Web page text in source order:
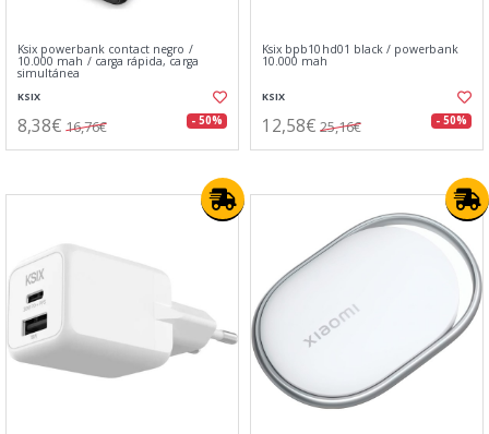
Ksix powerbank contact negro /
10.000 mah / carga rápida, carga
simultánea
KSIX
8,38€ 16,76€ - 50%
Ksix bpb10hd01 black / powerbank
10.000 mah
KSIX
12,58€ 25,16€ - 50%